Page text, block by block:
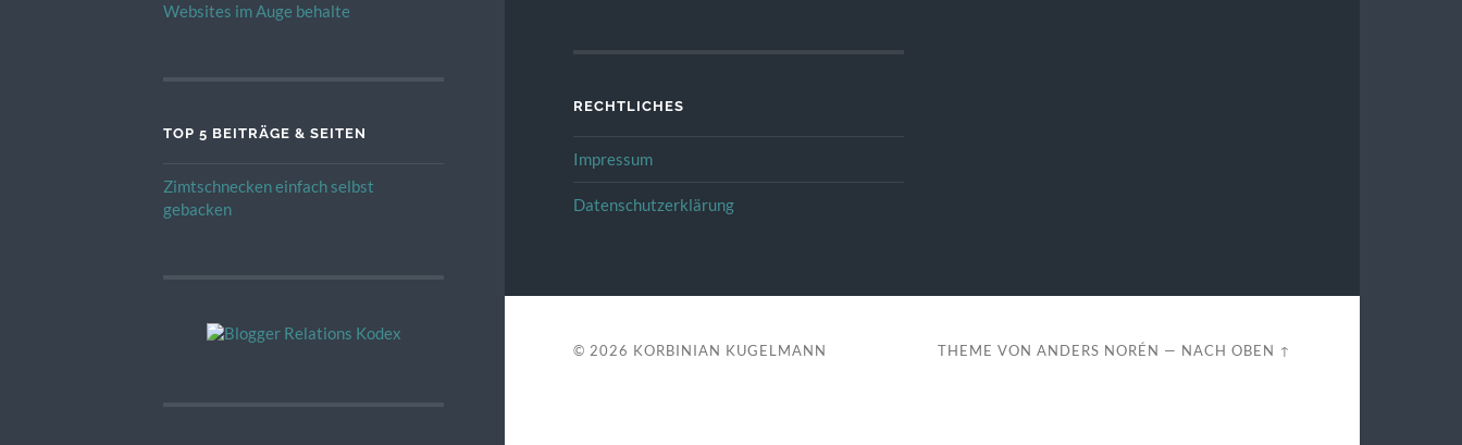
Websites im Auge behalte
TOP 5 BEITRÄGE & SEITEN
Zimtschnecken einfach selbst
gebacken
RECHTLICHES
Impressum
Datenschutzerklärung
© 2026 KORBINIAN KUGELMANN THEME VONANDERS NORÉN — NACH OBEN ↑